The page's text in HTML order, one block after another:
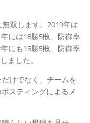
双します。2019年は
には18勝5敗、防御率
にも15勝5敗、防御率
ました。
けでなく、チームを
スティングによるメ